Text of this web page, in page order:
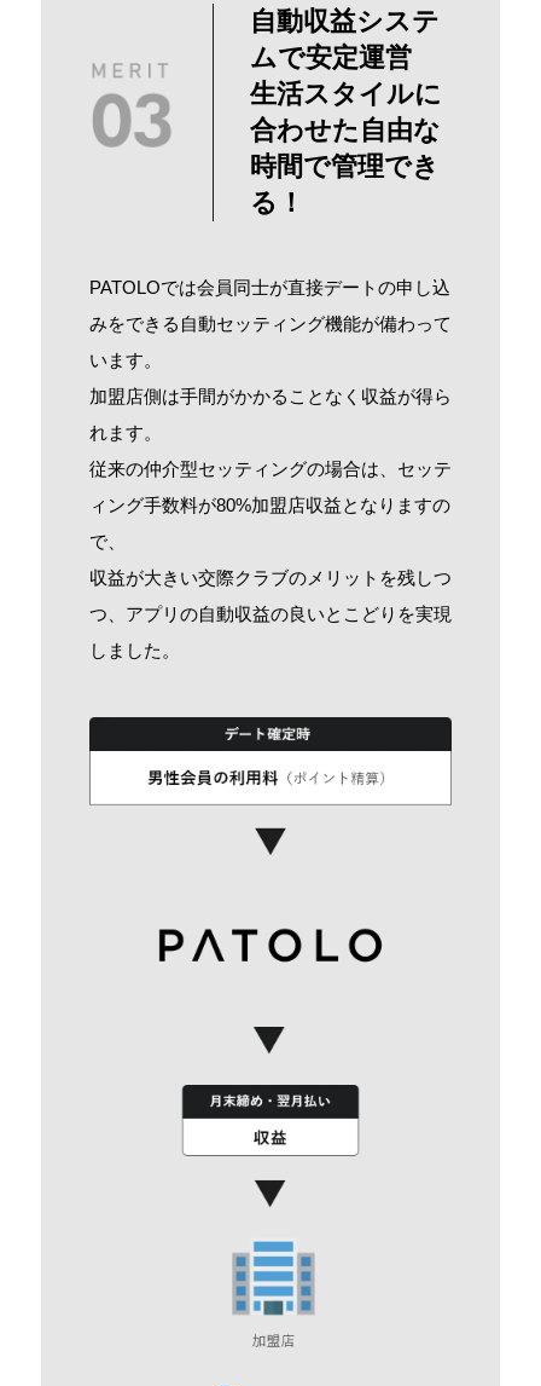
自動収益システ
ムで安定運営
生活スタイルに
合わせた自由な
時間で管理でき
る！
PATOLOでは会員同士が直接デートの申し込
みをできる自動セッティング機能が備わって
います。
加盟店側は手間がかかることなく収益が得ら
れます。
従来の仲介型セッティングの場合は、セッテ
ィング手数料が80%加盟店収益となりますの
で、
収益が大きい交際クラブのメリットを残しつ
つ、アプリの自動収益の良いとこどりを実現
しました。